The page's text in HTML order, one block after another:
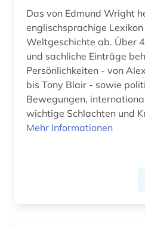
iberoromanistik (3)
illustrator (1)
immatrikulation (2)
indien (1)
ingenieurhochschule für seefahrt
Das von Edmund Wright
englischsprachige
Weltgeschichte ab. Über 4.000 biographische
und sachliche Einträge
Persönlichkeiten - von
bis Tony Blair - sowie
Bewegungen,
wichtige Schlachten und
Mehr Informationen